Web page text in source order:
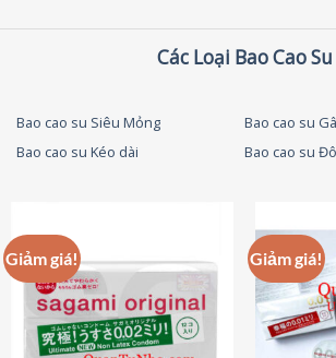
Các Loại Bao Cao Su
Bao cao su Siêu Mỏng
Bao cao su
Bao cao su Kéo dài
Bao cao su
Giảm giá! Giảm giá!